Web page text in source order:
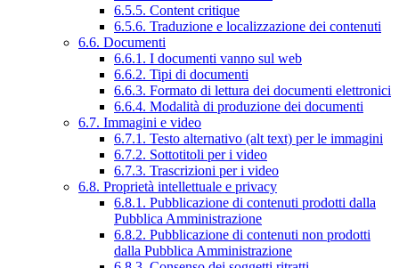
6.5.5. Content critique
6.5.6. Traduzione e localizzazione dei contenuti
6.6. Documenti
6.6.1. I documenti vanno sul web
6.6.2. Tipi di documenti
6.6.3. Formato di lettura dei documenti elettronici
6.6.4. Modalità di produzione dei documenti
6.7. Immagini e video
6.7.1. Testo alternativo (alt text) per le immagini
6.7.2. Sottotitoli per i video
6.7.3. Trascrizioni per i video
6.8. Proprietà intellettuale e privacy
6.8.1. Pubblicazione di contenuti prodotti dalla
Pubblica Amministrazione
6.8.2. Pubblicazione di contenuti non prodotti
dalla Pubblica Amministrazione